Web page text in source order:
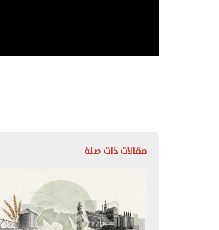
مقالات ذات صلة